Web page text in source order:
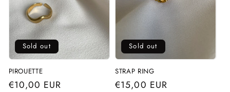
i
o
n
:
Sold out
PIROUETTE
Regular
€10,00 EUR
Sold out
STRAP RING
Regular
€15,00 EUR